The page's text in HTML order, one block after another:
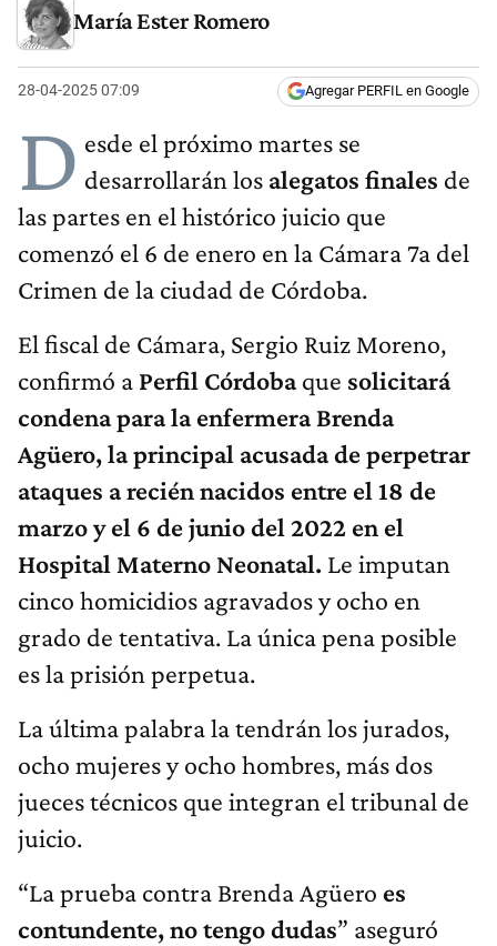
María Ester Romero
28-04-2025 07:09 Agregar PERFIL en Google
D esde el próximo martes se
desarrollarán los alegatos finales de
las partes en el histórico juicio que
comenzó el 6 de enero en la Cámara 7a del
Crimen de la ciudad de Córdoba.
El fiscal de Cámara, Sergio Ruiz Moreno,
confirmó a Perfil Córdobaque solicitará
condena para la enfermera Brenda
Agüero, la principal acusada de perpetrar
ataques a recién nacidos entre el 18 de
marzo y el 6 de junio del 2022 en el
Hospital Materno Neonatal. Le imputan
cinco homicidios agravados y ocho en
grado de tentativa. La única pena posible
es la prisión perpetua.
La última palabra la tendrán los jurados,
ocho mujeres y ocho hombres, más dos
jueces técnicos que integran el tribunal de
juicio.
“La prueba contra Brenda Agüero es
contundente, no tengo dudas” aseguró